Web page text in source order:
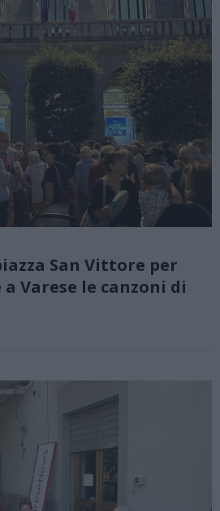
San Vittore per
Varese le canzoni di